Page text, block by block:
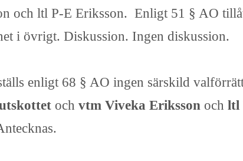
och ltl P-E Eriksson. Enligt 51 § AO
i övrigt. Diskussion. Ingen diskussion.
enligt 68 § AO ingen särskild
och vtm Viveka Eriksson och ltl